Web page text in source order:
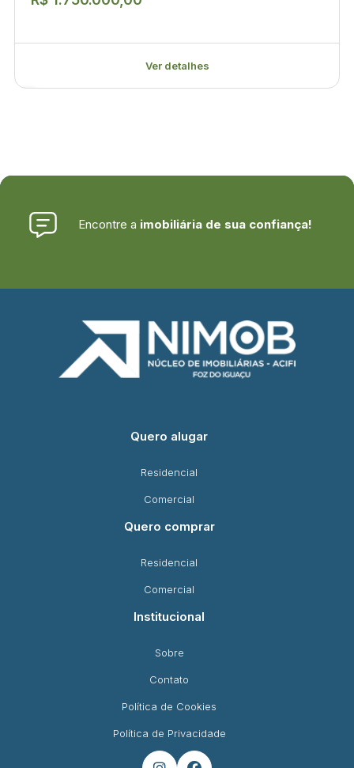
Ver detalhes
Encontre a imobiliária de sua confiança!
Quero alugar
Residencial
Comercial
Quero comprar
Residencial
Comercial
Institucional
Sobre
Contato
Política de Cookies
Política de Privacidade